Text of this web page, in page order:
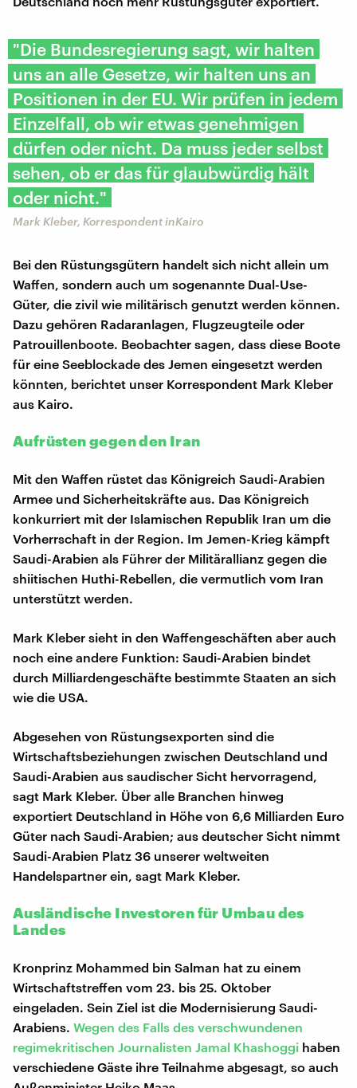
"Die Bundesregierung sagt, wir halten
uns an alle Gesetze, wir halten uns an
Positionen in der EU. Wir prüfen in jedem
Einzelfall, ob wir etwas genehmigen
dürfen oder nicht. Da muss jeder selbst
sehen, ob er das für glaubwürdig hält
oder nicht."
Mark Kleber, Korrespondent inKairo
Bei den Rüstungsgütern handelt sich nicht allein um
Waffen, sondern auch um sogenannte Dual-Use-
Güter, die zivil wie militärisch genutzt werden können.
Dazu gehören Radaranlagen, Flugzeugteile oder
Patrouillenboote. Beobachter sagen, dass diese Boote
für eine Seeblockade des Jemen eingesetzt werden
könnten, berichtet unser Korrespondent Mark Kleber
aus Kairo.
Aufrüsten gegen den Iran
Mit den Waffen rüstet das Königreich Saudi-Arabien
Armee und Sicherheitskräfte aus. Das Königreich
konkurriert mit der Islamischen Republik Iran um die
Vorherrschaft in der Region. Im Jemen-Krieg kämpft
Saudi-Arabien als Führer der Militärallianz gegen die
shiitischen Huthi-Rebellen, die vermutlich vom Iran
unterstützt werden.
Mark Kleber sieht in den Waffengeschäften aber auch
noch eine andere Funktion: Saudi-Arabien bindet
durch Milliardengeschäfte bestimmte Staaten an sich
wie die USA.
Abgesehen von Rüstungsexporten sind die
Wirtschaftsbeziehungen zwischen Deutschland und
Saudi-Arabien aus saudischer Sicht hervorragend,
sagt Mark Kleber. Über alle Branchen hinweg
exportiert Deutschland in Höhe von 6,6 Milliarden Euro
Güter nach Saudi-Arabien; aus deutscher Sicht nimmt
Saudi-Arabien Platz 36 unserer weltweiten
Handelspartner ein, sagt Mark Kleber.
Ausländische Investoren für Umbau des
Landes
Kronprinz Mohammed bin Salman hat zu einem
Wirtschaftstreffen vom 23. bis 25. Oktober
eingeladen. Sein Ziel ist die Modernisierung Saudi-
Arabiens. Wegen des Falls des verschwundenen
regimekritischen Journalisten Jamal Khashoggi haben
verschiedene Gäste ihre Teilnahme abgesagt, so auch